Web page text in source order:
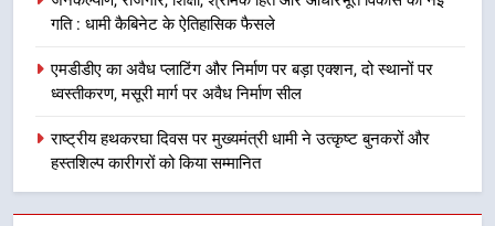
भर्ती
दिल्ली-देहरादून आर्थिक कॉरिडोर से जुड़ी
का डीएम ने किया निरीक्षण; समयबद्ध एवं
गुणवत्तापूर्ण निर्माण सुनिश्चित करने के
निर्देश, सुरक्षा मानकों से कोई समझौता
नहींः डीएम
उत्तराखण्ड
गति : धामी कैबिनेट के ऐतिहासिक फैसले
एमडीडीए का अवैध प्लाटिंग और निर्माण पर बड़ा एक्शन, दो स्थानों पर
ध्वस्तीकरण, मसूरी मार्ग पर अवैध निर्माण सील
राष्ट्रीय हथकरघा दिवस पर मुख्यमंत्री धामी ने उत्कृष्ट बुनकरों और
हस्तशिल्प कारीगरों को किया सम्मानित